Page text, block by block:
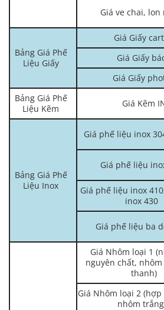
Giá ve chai, lon
Bảng Giá Phế
Liệu Giấy
Giá Giấy
Giá Giấy
Giá Giấy
Bảng Giá Phế
Liệu Kẽm
Giá Kẽm
Bảng Giá Phế
Liệu Inox
Giá phế liệu inox
Giá phế liệu
Giá phế liệu inox
inox 430
Giá phế liệu ba
Giá Nhôm loại 1
nguyên chất,
thanh)
Giá Nhôm loại 2
nhôm